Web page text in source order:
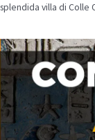
splendida villa di Colle